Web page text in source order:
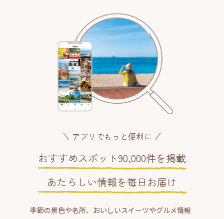
アプリでもっと便利に
おすすめスポット90,000件を掲載
あたらしい情報を毎日お届け
季節の景色や名所、おいしいスイーツやグルメ情報